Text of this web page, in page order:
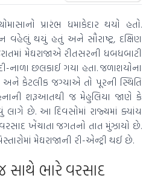
પ્રારંભ ધમાકેદાર થયો હતો.
વહેલું થયું હતું અને સૌરાષ્ટ્ર, દક્ષિણ
મેઘરાજાએ રીતસરની ધબધબાટી
નાળા છલકાઈ ગયા હતા. જળાશયોના
કેટલીક જગ્યાએ તો પૂરની સ્થિતિ
શરૂઆતથી જ મેહુલિયા જાણે કે
લાગે છે. આ દિવસોમાં રાજ્યમાં ક્યાંય
વરસાદ ખેંચાતા જગતનો તાત મુંઝાયો છે.
મેઘરાજાની રી-એન્ટ્રી થઈ છે.
સાથે ભારે વરસાદ